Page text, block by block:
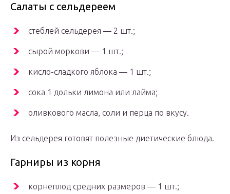
Салаты с сельдереем
стеблей сельдерея — 2 шт.;
сырой моркови — 1 шт.;
кисло-сладкого яблока — 1 шт.;
сока 1 дольки лимона или лайма;
оливкового масла, соли и перца по вкусу.
Из сельдерея готовят полезные диетические блюда.
Гарниры из корня
корнеплод средних размеров — 1 шт.;